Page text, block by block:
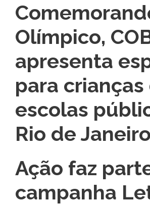
Olímpico,
apresenta
para crianças
escolas
Rio de Janeiro
Ação faz
campanha